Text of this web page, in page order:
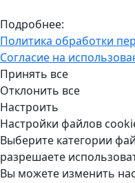
Подробнее:
Политика обработки
Согласие на
Принять все
Отклонить все
Настроить
Настройки файлов
Выберите категории
разрешаете
Вы можете изменить